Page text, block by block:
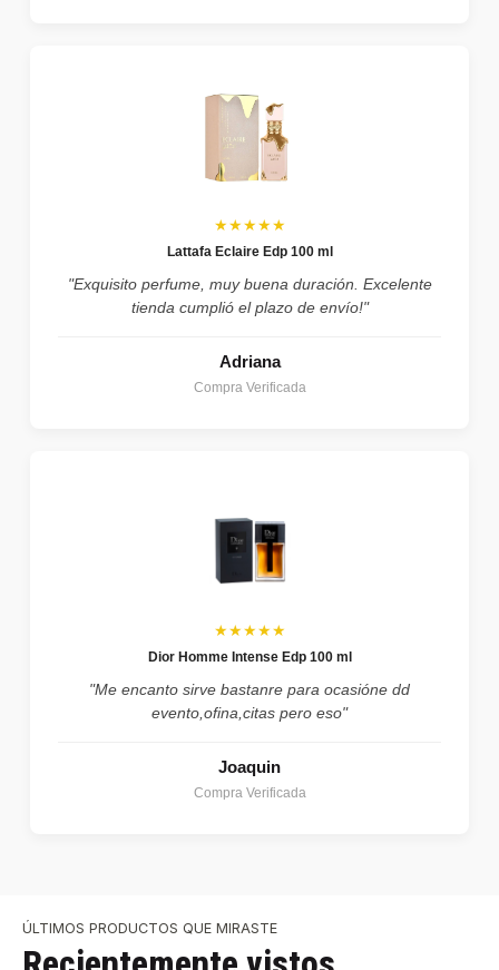
★★★★★
Lattafa Eclaire Edp 100 ml
"Exquisito perfume, muy buena duración. Excelente
tienda cumplió el plazo de envío!"
Adriana
Compra Verificada
★★★★★
Dior Homme Intense Edp 100 ml
"Me encanto sirve bastanre para ocasióne dd
evento,ofina,citas pero eso"
Joaquin
Compra Verificada
ÚLTIMOS PRODUCTOS QUE MIRASTE